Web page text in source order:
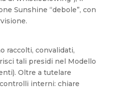
Sunshine “debole”, con
raccolti, convalidati,
tali presidi nel Modello
Oltre a tutelare
controlli interni: chiare